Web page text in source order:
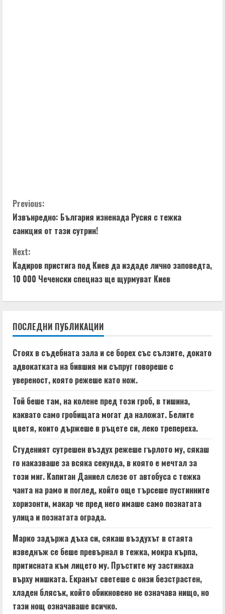
C
o
n
t
u
e
R
e
a
d
i
n
g
Previous:
Извънредно: България изненада Русия с тежка
санкция от тази сутрин!
Next:
Кадиров пристига под Киев да издаде лично заповедта,
10 000 Чеченски спецназ ще щурмуват Киев
ПОСЛЕДНИ ПУБЛИКАЦИИ
Стоях в съдебната зала и се борех със сълзите, докато
адвокатката на бившия ми съпруг говореше с
увереност, която режеше като нож.
Той беше там, на колене пред този гроб, в тишина,
каквато само гробищата могат да наложат. Белите
цветя, които държеше в ръцете си, леко трепереха.
Студеният сутрешен въздух режеше гърлото му, сякаш
го наказваше за всяка секунда, в която е мечтал за
този миг. Капитан Даниел слезе от автобуса с тежка
чанта на рамо и поглед, който още търсеше пустинните
хоризонти, макар че пред него имаше само познатата
улица и познатата ограда.
Марко задържа дъха си, сякаш въздухът в стаята
изведнъж се беше превърнал в тежка, мокра кърпа,
притисната към лицето му. Пръстите му застинаха
върху мишката. Екранът светеше с онзи безстрастен,
хладен блясък, който обикновено не означава нищо, но
тази нощ означаваше всичко.